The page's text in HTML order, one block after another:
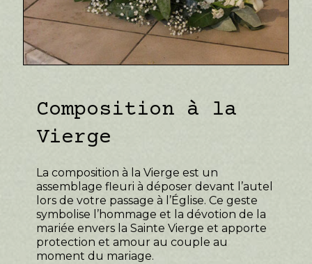
Composition à la
Vierge
La composition à la Vierge est un
assemblage fleuri à déposer devant l’autel
lors de votre passage à l’Église. Ce geste
symbolise l’hommage et la dévotion de la
mariée envers la Sainte Vierge et apporte
protection et amour au couple au
moment du mariage.